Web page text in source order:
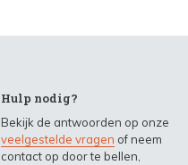
Hulp nodig?
Bekijk de antwoorden op onze
veelgestelde vragen of neem
contact op door te bellen,